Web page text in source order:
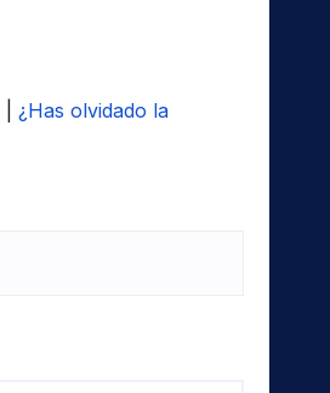
¿Has olvidado la